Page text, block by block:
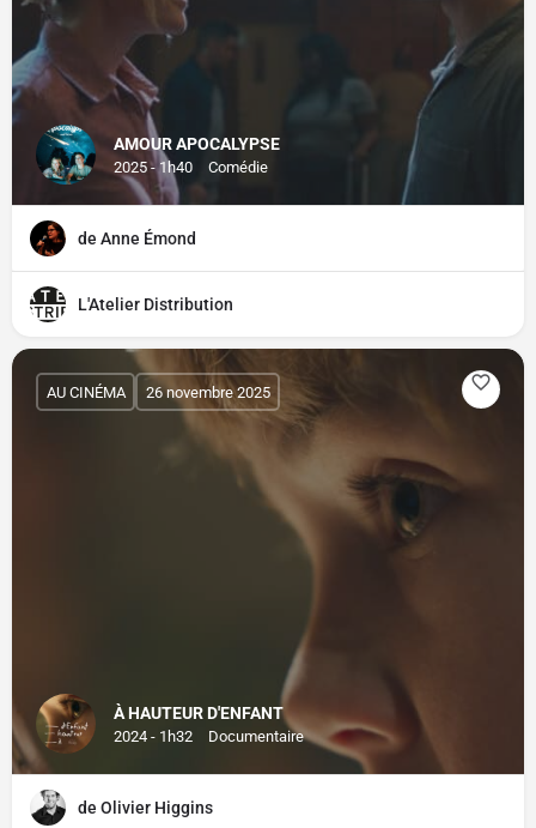
AMOUR APOCALYPSE
2025 - 1h40 Comédie
de Anne Émond
L'Atelier Distribution
À HAUTEUR D'ENFANT
2024 - 1h32 Documentaire
AU CINÉMA 26 novembre 2025
de Olivier Higgins